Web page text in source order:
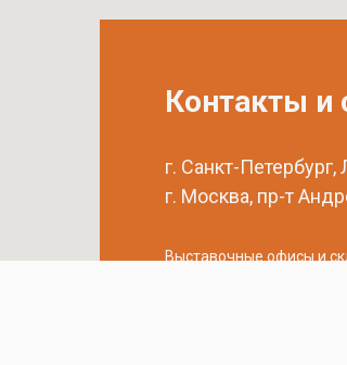
Контакты и
г. Санкт-Петербург,
г. Москва, пр-т
Выставочные офисы и